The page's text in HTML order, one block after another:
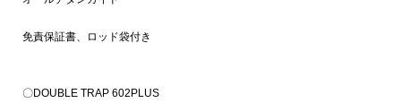
免責保証書、ロッド袋付き
〇DOUBLE TRAP 602PLUS